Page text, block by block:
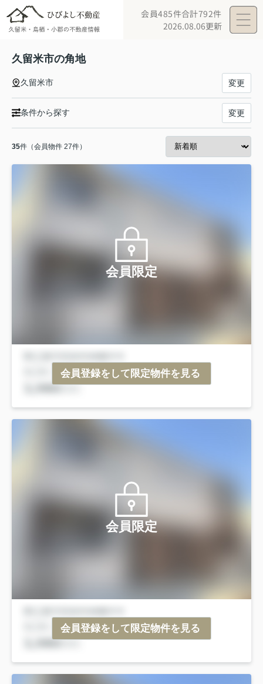
会員485件合計792件
2026.08.06更新
久留米市の角地
久留米市 変更
条件から探す 変更
35件（会員物件 27件）
会員限定
会員登録をして限定物件を見る
会員限定
会員登録をして限定物件を見る